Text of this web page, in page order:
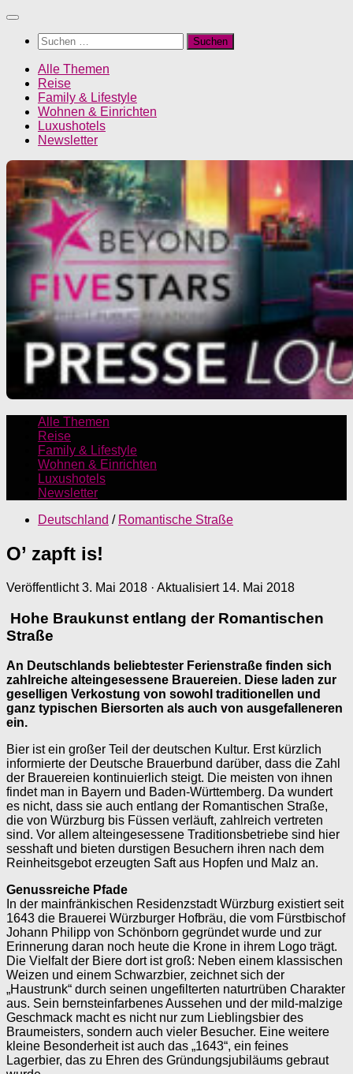
Unter
Inhalt
Suchen
nach:
Alle Themen
Reise
Family & Lifestyle
Wohnen & Einrichten
Luxushotels
Newsletter
Alle Themen
Reise
Family & Lifestyle
Wohnen & Einrichten
Luxushotels
Newsletter
Deutschland / Romantische Straße
O’ zapft is!
Veröffentlicht3. Mai 2018 · Aktualisiert 14. Mai 2018
Hohe Braukunst entlang der Romantischen
Straße
An Deutschlands beliebtester Ferienstraße finden sich
zahlreiche alteingesessene Brauereien. Diese laden zur
geselligen Verkostung von sowohl traditionellen und
ganz typischen Biersorten als auch von ausgefalleneren
ein.
Bier ist ein großer Teil der deutschen Kultur. Erst kürzlich
informierte der Deutsche Brauerbund darüber, dass die Zahl
der Brauereien kontinuierlich steigt. Die meisten von ihnen
findet man in Bayern und Baden-Württemberg. Da wundert
es nicht, dass sie auch entlang der Romantischen Straße,
die von Würzburg bis Füssen verläuft, zahlreich vertreten
sind. Vor allem alteingesessene Traditionsbetriebe sind hier
sesshaft und bieten durstigen Besuchern ihren nach dem
Reinheitsgebot erzeugten Saft aus Hopfen und Malz an.
Genussreiche Pfade
In der mainfränkischen Residenzstadt Würzburg existiert seit
1643 die Brauerei Würzburger Hofbräu, die vom Fürstbischof
Johann Philipp von Schönborn gegründet wurde und zur
Erinnerung daran noch heute die Krone in ihrem Logo trägt.
Die Vielfalt der Biere dort ist groß: Neben einem klassischen
Weizen und einem Schwarzbier, zeichnet sich der
„Haustrunk“ durch seinen ungefilterten naturtrüben Charakter
aus. Sein bernsteinfarbenes Aussehen und der mild-malzige
Geschmack macht es nicht nur zum Lieblingsbier des
Braumeisters, sondern auch vieler Besucher. Eine weitere
kleine Besonderheit ist auch das „1643“, ein feines
Lagerbier, das zu Ehren des Gründungsjubiläums gebraut